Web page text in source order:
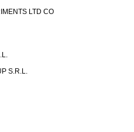
LTD CO
S.R.L.